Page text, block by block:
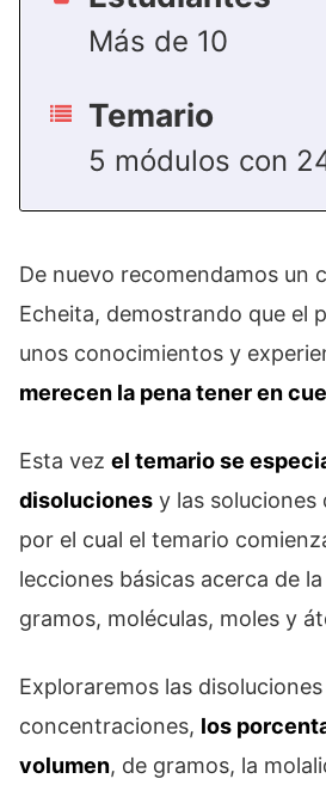
Más de 10
Temario
5 módulos con
De nuevo recomendamos un
Echeita, demostrando que el
unos conocimientos y
merecen la pena tener en
Esta vez el temario se
disoluciones y las soluciones
por el cual el temario
lecciones básicas acerca de
gramos, moléculas, moles y
Exploraremos las
concentraciones, los
volumen, de gramos, la